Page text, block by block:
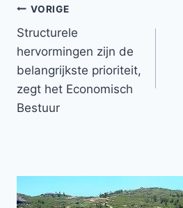
Bericht
navigatie
VORIGE
Structurele
hervormingen zijn de
belangrijkste prioriteit,
zegt het Economisch
Bestuur